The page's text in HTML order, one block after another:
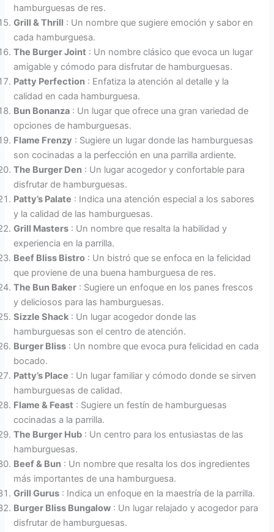
hamburguesas de res.
Grill & Thrill : Un nombre que sugiere emoción y sabor en
cada hamburguesa.
The Burger Joint : Un nombre clásico que evoca un lugar
amigable y cómodo para disfrutar de hamburguesas.
Patty Perfection : Enfatiza la atención al detalle y la
calidad en cada hamburguesa.
Bun Bonanza : Un lugar que ofrece una gran variedad de
opciones de hamburguesas.
Flame Frenzy : Sugiere un lugar donde las hamburguesas
son cocinadas a la perfección en una parrilla ardiente.
The Burger Den : Un lugar acogedor y confortable para
disfrutar de hamburguesas.
Patty’s Palate : Indica una atención especial a los sabores
y la calidad de las hamburguesas.
Grill Masters : Un nombre que resalta la habilidad y
experiencia en la parrilla.
Beef Bliss Bistro : Un bistró que se enfoca en la felicidad
que proviene de una buena hamburguesa de res.
The Bun Baker : Sugiere un enfoque en los panes frescos
y deliciosos para las hamburguesas.
Sizzle Shack : Un lugar acogedor donde las
hamburguesas son el centro de atención.
Burger Bliss : Un nombre que evoca pura felicidad en cada
bocado.
Patty’s Place : Un lugar familiar y cómodo donde se sirven
hamburguesas de calidad.
Flame & Feast : Sugiere un festín de hamburguesas
cocinadas a la parrilla.
The Burger Hub : Un centro para los entusiastas de las
hamburguesas.
Beef & Bun : Un nombre que resalta los dos ingredientes
más importantes de una hamburguesa.
Grill Gurus : Indica un enfoque en la maestría de la parrilla.
Burger Bliss Bungalow : Un lugar relajado y acogedor para
disfrutar de hamburguesas.